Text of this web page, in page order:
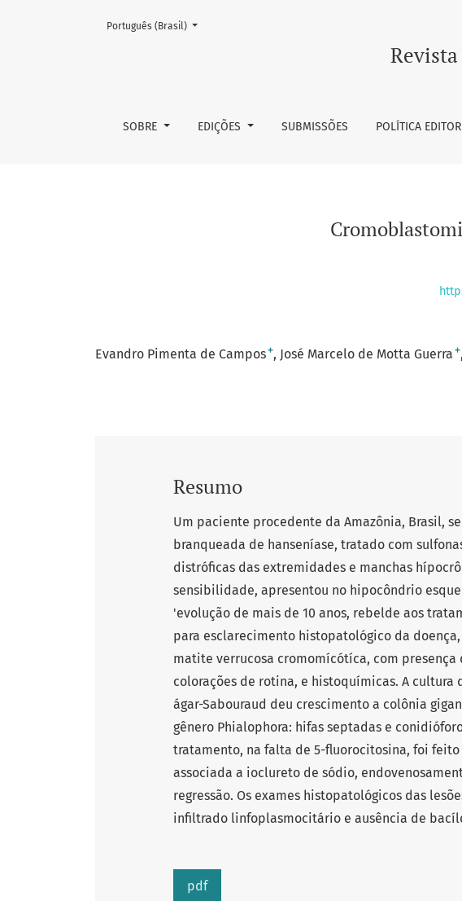
Cromoblastomicose em pacientes com Hanseníase
SOBRE EDIÇÕES SUBMISSÕES POLÍTICA
Mudar o idioma. O atual é:
Português (Brasil)
Evandro Pimenta de Campos+ José Marcelo de Motta Guerra +
Resumo
Um paciente procedente da Amazônia, Brasil,
branqueada de hanseníase, tratado com
distróficas das extremidades e manchas
sensibilidade, apresentou no hipocôndrio
'evolução de mais de 10 anos, rebelde aos
para esclarecimento histopatológico da
matite verrucosa cromomícótíca, com presença
colorações de rotina, e histoquímicas. A
ágar-Sabouraud deu crescimento a colônia
gênero Phialophora: hifas septadas e
tratamento, na falta de 5-fluorocitosina, foi
associada a ioclureto de sódio,
regressão. Os exames histopatológicos das
infiltrado linfoplasmocitário e ausência de
pdf